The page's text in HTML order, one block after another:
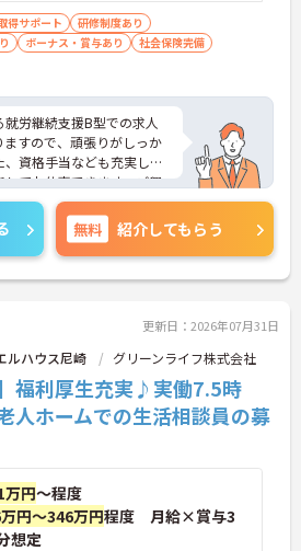
実践できる環境が整って
得サポート
研修制度あり
ボーナス・賞与あり
社会保険完備
労継続支援B型での求人
すので、頑張りがしっか
資格手当なども充実して
てお仕事できます。ご興
ポイントなど、さらに詳
軽にご相談ください！
無料 紹介してもらう
更新日：2026年07月31日
ルハウス尼崎 グリーンライフ株式会社
福利厚生充実♪実働7.5時
人ホームでの生活相談員の募
万円～程度
円～346万円程度 月給×賞与3
想定